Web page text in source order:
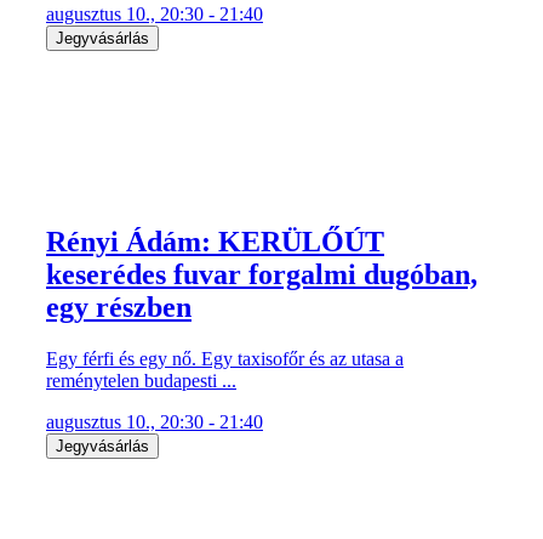
augusztus 10., 20:30 - 21:40
Jegyvásárlás
Rényi Ádám: KERÜLŐÚT
keserédes fuvar forgalmi dugóban,
egy részben
Egy férfi és egy nő. Egy taxisofőr és az utasa a
reménytelen budapesti ...
augusztus 10., 20:30 - 21:40
Jegyvásárlás